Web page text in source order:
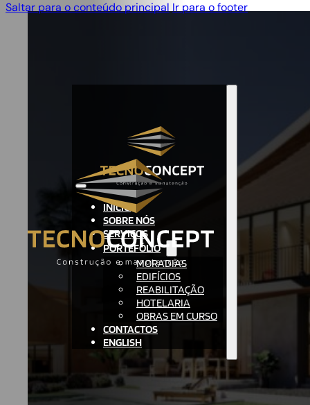
Saltar para o conteúdo principal Ir para o footer
INÍCIO
SOBRE NÓS
SERVIÇOS
PORTEFÓLIO
MORADIAS
EDIFÍCIOS
REABILITAÇÃO
HOTELARIA
OBRAS EM CURSO
CONTACTOS
ENGLISH